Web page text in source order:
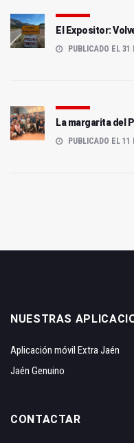
El Expositor:
PUBLICADO EL
La margarita del
PUBLICADO EL
NUESTRAS
Aplicación móvil Extra Jaén
Jaén Genuino
CONTACTAR